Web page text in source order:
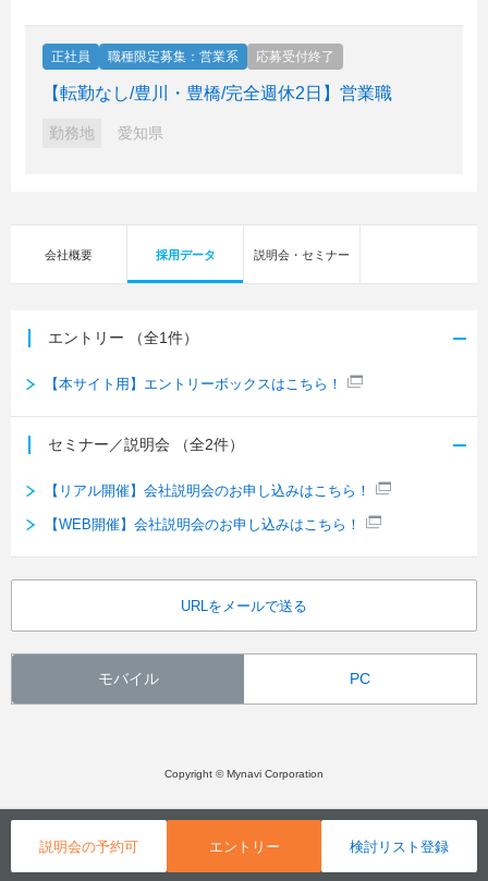
説明会の予約可 エントリー 検討リスト登録
正社員 職種限定募集：営業系 応募受付終了
【転勤なし/豊川・豊橋/完全週休2日】営業職
勤務地 愛知県
会社概要 採用データ 説明会・セミナー
エントリー （全1件）
【本サイト用】エントリーボックスはこちら！
セミナー／説明会 （全2件）
【リアル開催】会社説明会のお申し込みはこちら！
【WEB開催】会社説明会のお申し込みはこちら！
URLをメールで送る
モバイル PC
Copyright © Mynavi Corporation